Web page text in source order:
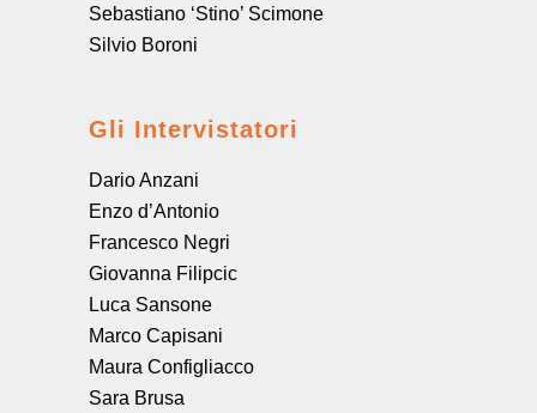
Sebastiano ‘Stino’ Scimone
Silvio Boroni
Gli Intervistatori
Dario Anzani
Enzo d’Antonio
Francesco Negri
Giovanna Filipcic
Luca Sansone
Marco Capisani
Maura Configliacco
Sara Brusa